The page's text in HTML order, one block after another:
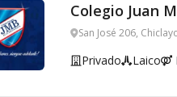
Colegio Juan
San José 206,
Privado Laico